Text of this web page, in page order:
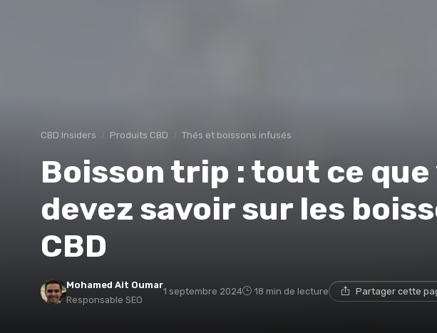
CBD Insiders Produits CBD Thés et boissons infusés
Boisson trip : tout ce que
devez savoir sur les
CBD
Mohamed Ait Oumar
Responsable SEO
1 septembre 2024 18 min de lecture Partager cette